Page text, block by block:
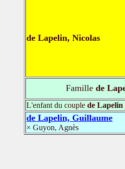
de Lapelin, Nicolas
Famille de
L'enfant du couple de Lapelin
de Lapelin, Guillaume
× Guyon, Agnès